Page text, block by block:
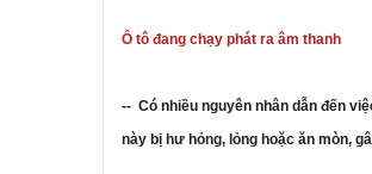
Ô tô đang chạy phát ra âm thanh
-- Có nhiều nguyên nhân dẫn đến
này bị hư hỏng, lỏng hoặc ăn mòn,